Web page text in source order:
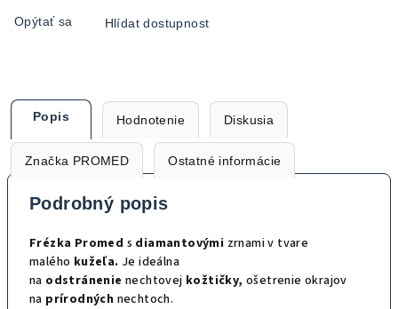
Opýtať sa Hlídat dostupnost
Popis Hodnotenie Diskusia
Značka PROMED Ostatné informácie
Podrobný popis
Frézka Promed s diamantovými zrnami v tvare
malého kužeľa. Je ideálna
na odstránenienechtovej kožtičky,ošetrenie okrajov
na prírodných nechtoch.